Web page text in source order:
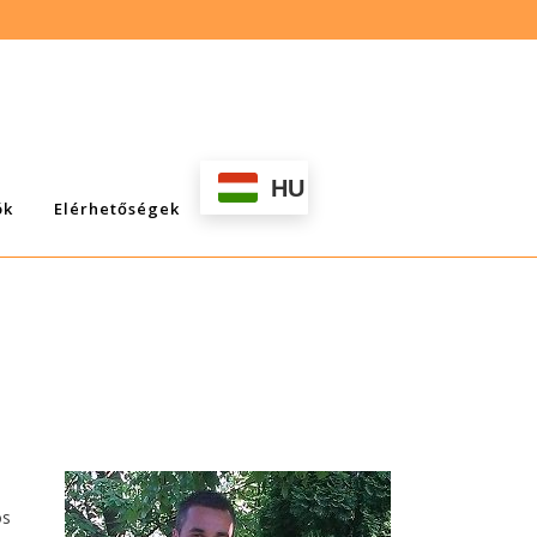
Elérhetőségek
HU